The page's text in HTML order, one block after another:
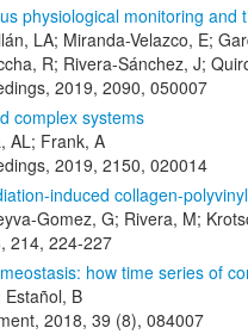
physiological monitoring
LA; Miranda-Velazco, E;
R; Rivera-Sánchez, J;
2019, 2090, 050007
complex systems
AL; Frank, A
2019, 2150, 020014
induced collagen-
Gomez, G; Rivera, M;
214, 224-227
how time series of
Estañol, B
2018, 39 (8), 084007